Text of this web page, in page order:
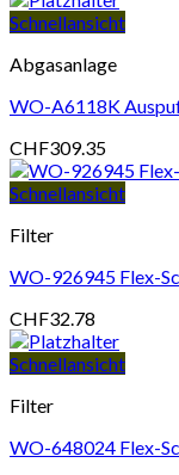
Schnellansicht
Abgasanlage
WO-A6118K
CHF309.35
Schnellansicht
Filter
WO-926945 Flex-
CHF32.78
Schnellansicht
Filter
WO-648024 Flex-